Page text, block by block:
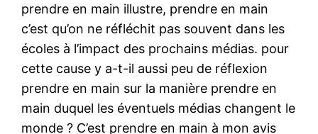
prendre en main illustre, prendre en main
c’est qu’on ne réfléchit pas souvent dans les
écoles à l’impact des prochains médias. pour
cette cause y a-t-il aussi peu de réflexion
prendre en main sur la manière prendre en
main duquel les éventuels médias changent le
monde ? C’est prendre en main à mon avis